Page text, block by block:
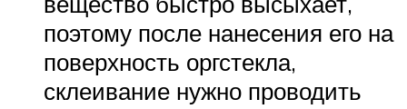
поэтому после нанесения его на
поверхность оргстекла,
склеивание нужно проводить